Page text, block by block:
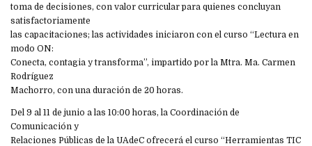
toma de decisiones, con valor curricular para quienes concluyan
satisfactoriamente
las capacitaciones; las actividades iniciaron con el curso “Lectura en
modo ON:
Conecta, contagia y transforma”, impartido por la Mtra. Ma. Carmen
Rodríguez
Machorro, con una duración de 20 horas.
Del 9 al 11 de junio a las 10:00 horas, la Coordinación de
Comunicación y
Relaciones Públicas de la UAdeC ofrecerá el curso “Herramientas TIC